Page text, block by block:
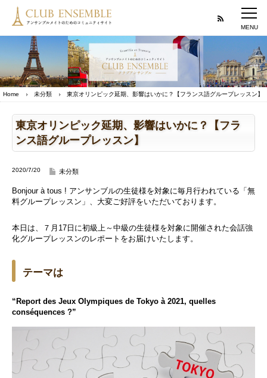
Home 未分類 東京オリンピック延期、影響はいかに？【フランス語グループレッスン】
東京オリンピック延期、影響はいかに？【フラ
ンス語グループレッスン】
2020/7/20 未分類
Bonjour à tous ! アンサンブルの生徒様を対象に毎月行われている「無
料グループレッスン」、大変ご好評をいただいております。
本日は、７月17日に初級上～中級の生徒様を対象に開催された会話強
化グループレッスンのレポートをお届けいたします。
テーマは
“Report des Jeux Olympiques de Tokyo à 2021, quelles
conséquences ?”